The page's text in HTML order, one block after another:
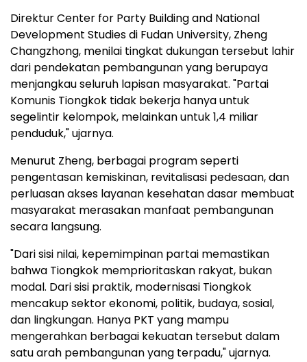
Direktur Center for Party Building and National
Development Studies di Fudan University, Zheng
Changzhong, menilai tingkat dukungan tersebut lahir
dari pendekatan pembangunan yang berupaya
menjangkau seluruh lapisan masyarakat. "Partai
Komunis Tiongkok tidak bekerja hanya untuk
segelintir kelompok, melainkan untuk 1,4 miliar
penduduk," ujarnya.
Menurut Zheng, berbagai program seperti
pengentasan kemiskinan, revitalisasi pedesaan, dan
perluasan akses layanan kesehatan dasar membuat
masyarakat merasakan manfaat pembangunan
secara langsung.
"Dari sisi nilai, kepemimpinan partai memastikan
bahwa Tiongkok memprioritaskan rakyat, bukan
modal. Dari sisi praktik, modernisasi Tiongkok
mencakup sektor ekonomi, politik, budaya, sosial,
dan lingkungan. Hanya PKT yang mampu
mengerahkan berbagai kekuatan tersebut dalam
satu arah pembangunan yang terpadu," ujarnya.